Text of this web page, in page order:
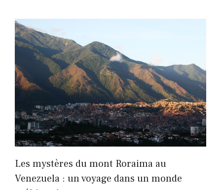
Les mystères du mont Roraima au
Venezuela : un voyage dans un monde